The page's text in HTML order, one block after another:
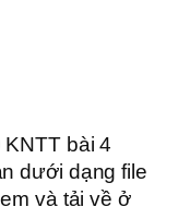
bài 4
dưới dạng file
và tải về ở